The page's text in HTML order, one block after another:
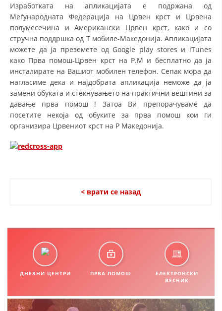
ОРГАНИЗАЦИЈА И РАЗВОЈ
РАКОВОДЕН ОДБОР
СОБРАНИЕ
СТРУКТУРА И ОРГАНИЗАЦИОНА ПОСТАВЕНОСТ
ДИСЕМИНАЦИЈА
MЕЃУНАРОДНО ХУМАНИТАРНО ПРАВО
КАКО ДА ДОНИРАТЕ
СПАСИТЕЛНА СТАНИЦА ВОДНО
ИСТРАЖУВАЊЕ НА ЈАВНО МИСЛЕЊЕ
Изработката на апликацијата е подржана од
Меѓународната Федерација на Црвен крст и Црвена
полумесечина и Американски Црвен крст, како и со
стручна поддршка од Т мобиле-Македонија. Апликацијата
можете да ја преземете од Google play stores и iTunes
како Прва помош-Црвен крст на Р.М и бесплатно да ја
инсталирате на Вашиот мобилен телефон. Сепак мора да
нагласиме дека и најдобрата апликација неможе да ја
замени обуката и стекнувањето на практични вештини за
давање прва помош ! Затоа Ви препорачуваме да
посетите некоја од обуките за прва помош кои ги
организира Црвениот крст на Р Македонија.
< врати се назад
ДНЕВНИ ЦЕНТРИ ПРВА ПОМОШ
ЕЛЕКТРОНСКИ
ВЕСНИК